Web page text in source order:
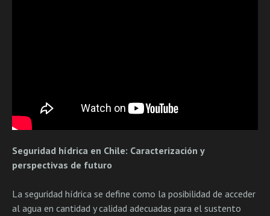
Seguridad hídrica en Chile: Caracterización y
perspectivas de futuro
La seguridad hídrica se define como la posibilidad de acceder
al agua en cantidad y calidad adecuadas para el sustento